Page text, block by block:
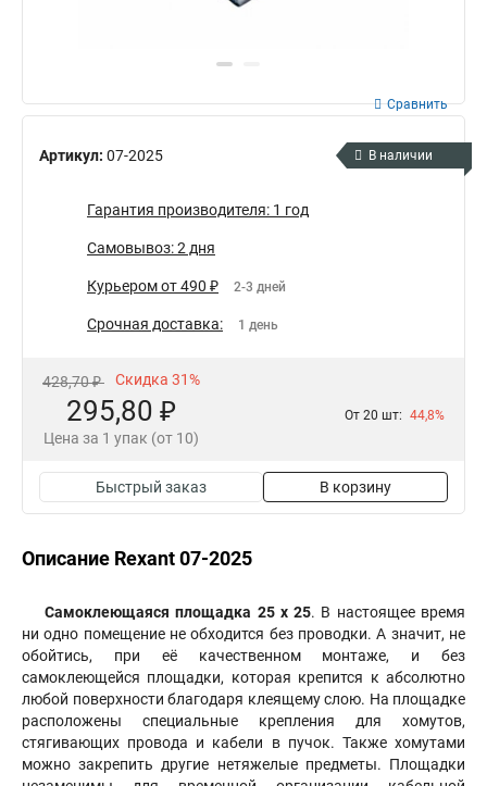
Артикул: 07-2025
Сравнить
В наличии
Гарантия производителя: 1 год
Самовывоз: 2 дня
Курьером от 490 ₽ 2-3 дней
Срочная доставка: 1 день
428,70 ₽ Скидка 31%
295,80 ₽
Цена за 1 упак (от 10)
От 20 шт: 44,8%
Быстрый заказ В корзину
Описание Rexant 07-2025
Самоклеющаяся площадка 25 х 25. В настоящее время
ни одно помещение не обходится без проводки. А значит, не
обойтись, при её качественном монтаже, и без
самоклеющейся площадки, которая крепится к абсолютно
любой поверхности благодаря клеящему слою. На площадке
расположены специальные крепления для хомутов,
стягивающих провода и кабели в пучок. Также хомутами
можно закрепить другие нетяжелые предметы. Площадки